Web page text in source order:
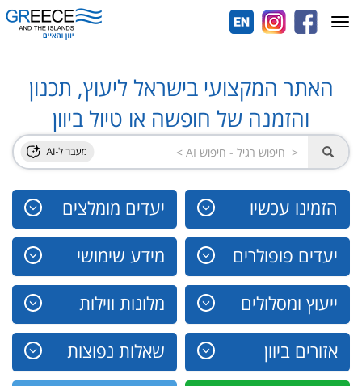
האתר המקצועי בישראל ליעוץ, תכנון
והזמנה של חופשה או טיול ביוון
הזמינו עכשיו יעדים מומלצים
יעדים פופולרים מידע שימושי
ייעוץ ומסלולים מלונות ווילות
אזורים ביוון שאלות נפוצות
Toggle
navigation